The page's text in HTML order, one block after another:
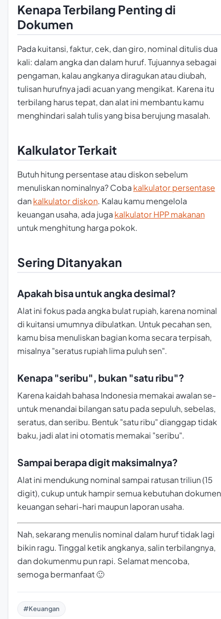
Kenapa Terbilang Penting di
Dokumen
Pada kuitansi, faktur, cek, dan giro, nominal ditulis dua
kali: dalam angka dan dalam huruf. Tujuannya sebagai
pengaman, kalau angkanya diragukan atau diubah,
tulisan hurufnya jadi acuan yang mengikat. Karena itu
terbilang harus tepat, dan alat ini membantu kamu
menghindari salah tulis yang bisa berujung masalah.
Kalkulator Terkait
Butuh hitung persentase atau diskon sebelum
menuliskan nominalnya? Coba kalkulator persentase
dankalkulator diskon. Kalau kamu mengelola
keuangan usaha, ada juga kalkulator HPP makanan
untuk menghitung harga pokok.
Sering Ditanyakan
Apakah bisa untuk angka desimal?
Alat ini fokus pada angka bulat rupiah, karena nominal
di kuitansi umumnya dibulatkan. Untuk pecahan sen,
kamu bisa menuliskan bagian koma secara terpisah,
misalnya "seratus rupiah lima puluh sen".
Kenapa "seribu", bukan "satu ribu"?
Karena kaidah bahasa Indonesia memakai awalan se-
untuk menandai bilangan satu pada sepuluh, sebelas,
seratus, dan seribu. Bentuk "satu ribu" dianggap tidak
baku, jadi alat ini otomatis memakai "seribu".
Sampai berapa digit maksimalnya?
Alat ini mendukung nominal sampai ratusan triliun (15
digit), cukup untuk hampir semua kebutuhan dokumen
keuangan sehari-hari maupun laporan usaha.
Nah, sekarang menulis nominal dalam huruf tidak lagi
bikin ragu. Tinggal ketik angkanya, salin terbilangnya,
dan dokumenmu pun rapi. Selamat mencoba,
semoga bermanfaat 🙂
#Keuangan